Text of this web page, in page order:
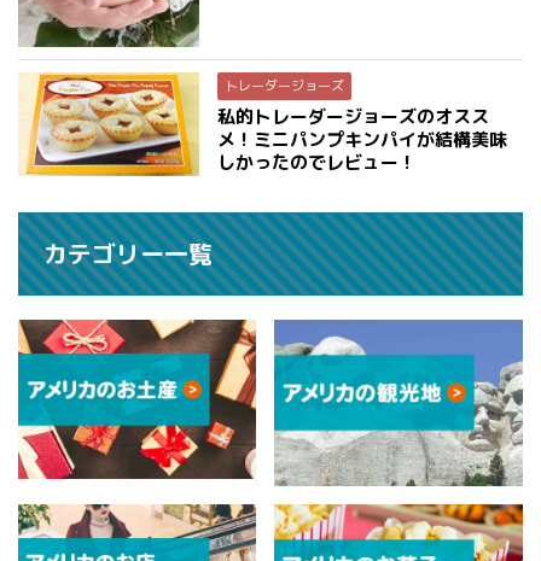
トレーダージョーズ
私的トレーダージョーズのオスス
メ！ミニパンプキンパイが結構美味
しかったのでレビュー！
カテゴリー一覧